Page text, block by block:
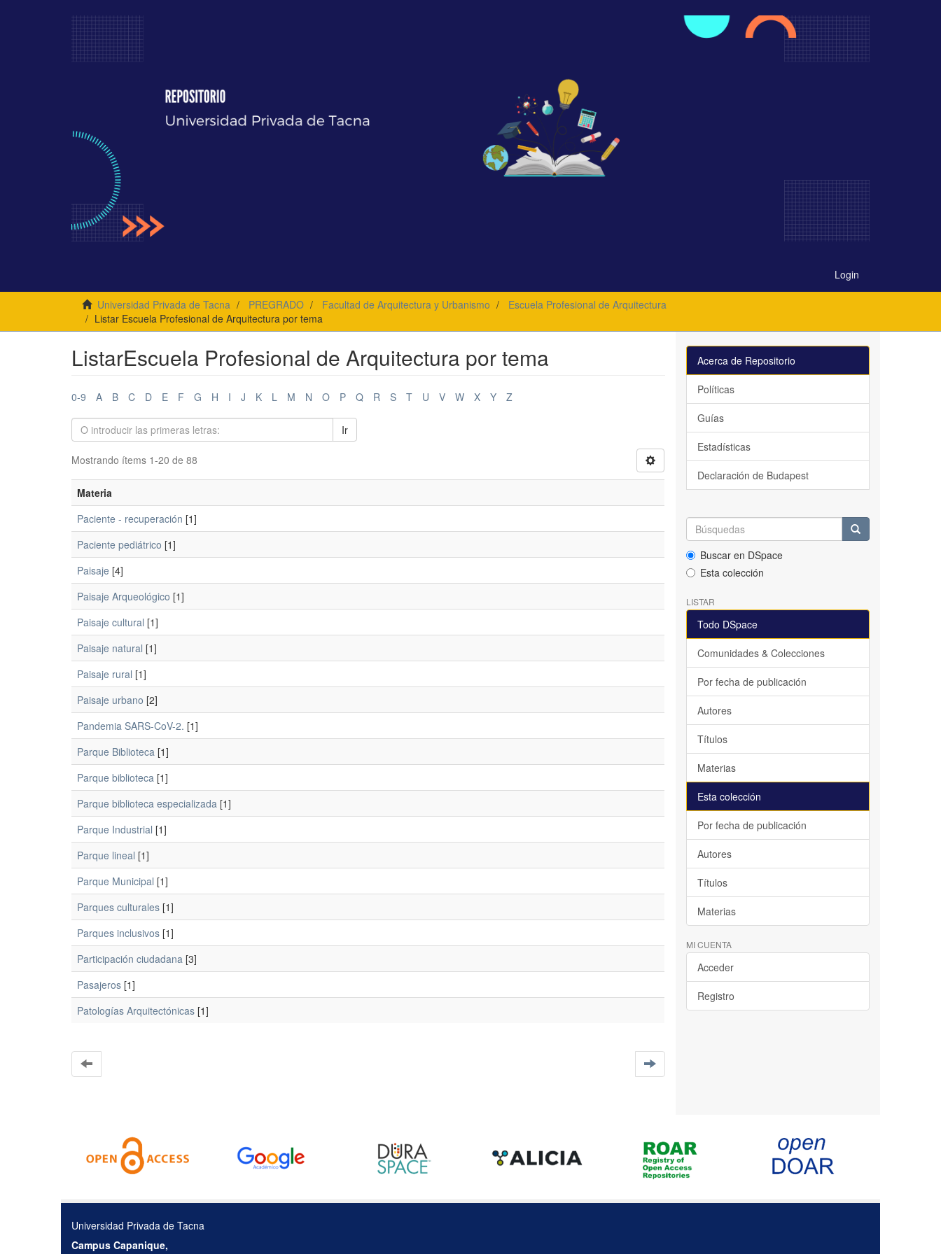
Login
Universidad Privada de Tacna PREGRADO Facultad de Arquitectura y Urbanismo
Escuela Profesional de Arquitectura
Listar Escuela Profesional de Arquitectura por tema
ListarEscuela Profesional de Arquitectura por tema
0-9 A B C D E F G H I J K L M N O P Q R S T U V W X Y Z
Ir
Mostrando ítems 1-20 de 88
Materia
Paciente - recuperación [1]
Paciente pediátrico [1]
Paisaje [4]
Paisaje Arqueológico [1]
Paisaje cultural [1]
Paisaje natural [1]
Paisaje rural [1]
Paisaje urbano [2]
Pandemia SARS-CoV-2. [1]
Parque Biblioteca [1]
Parque biblioteca [1]
Parque biblioteca especializada [1]
Parque Industrial [1]
Parque lineal [1]
Parque Municipal [1]
Parques culturales [1]
Parques inclusivos [1]
Participación ciudadana [3]
Pasajeros [1]
Patologías Arquitectónicas [1]
Acerca de Repositorio
Políticas
Guías
Estadísticas
Declaración de Budapest
Buscar en DSpace
Esta colección
LISTAR
Todo DSpace
Comunidades & Colecciones
Por fecha de publicación
Autores
Títulos
Materias
Esta colección
Por fecha de publicación
Autores
Títulos
Materias
MI CUENTA
Acceder
Registro
Universidad Privada de Tacna
Campus Capanique,